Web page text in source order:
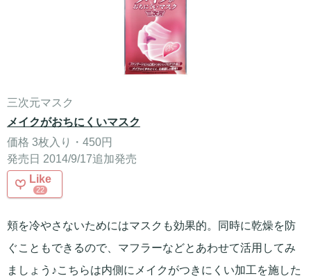
三次元マスク
メイクがおちにくいマスク
価格 3枚入り・450円
発売日 2014/9/17追加発売
Like
22
頬を冷やさないためにはマスクも効果的。同時に乾燥を防
ぐこともできるので、マフラーなどとあわせて活用してみ
ましょう♪こちらは内側にメイクがつきにくい加工を施した